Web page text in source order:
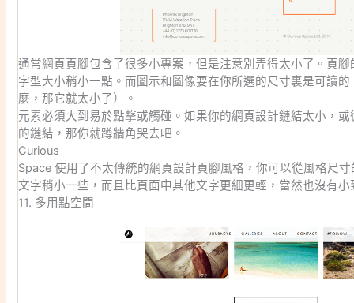
通常網頁頁腳包含了很多小專案，但是注意別弄得太小了。頁
字型大小稍小一點。而圖示和圖像要在你所選的尺寸裏是可讀
麼，那它就太小了）。
元素必須大到易於點擊或觸碰。如果你的網頁設計鏈結太小，
的鏈結，那你就蹲牆角哭去吧。
Curious
Space 使用了不太傳統的網頁設計頁腳風格，你可以從風格尺
文字稍小一些，而且比頁面中其他文字更細更輕，當然也沒有小
11. 多用點空間